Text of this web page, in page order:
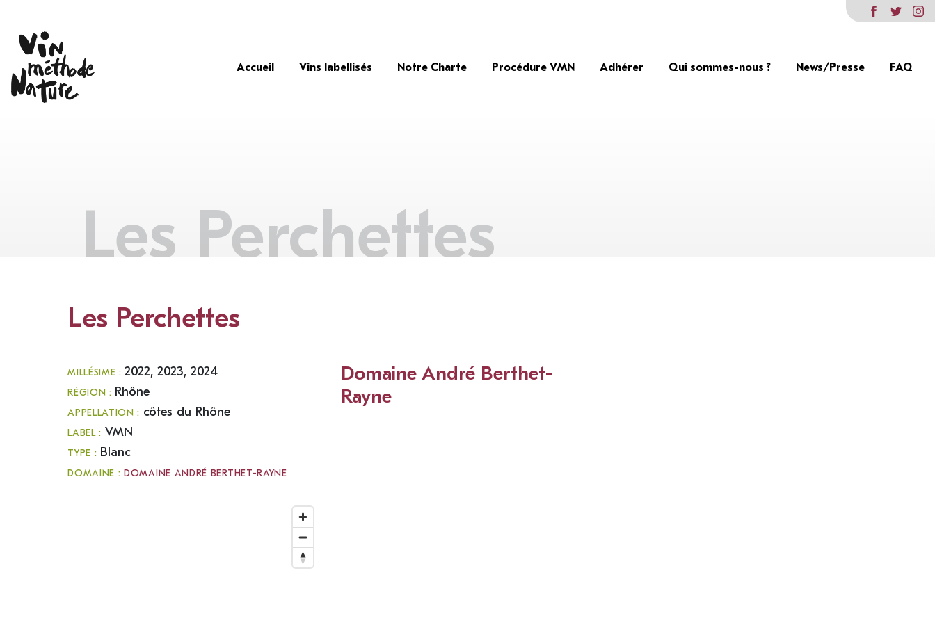
Accueil Vins labellisés Notre Charte Procédure VMN Adhérer Qui sommes-nous ? News/Presse FAQ
Les Perchettes
Les Perchettes
MILLÉSIME :2022, 2023, 2024
RÉGION : Rhône
APPELLATION : côtes du Rhône
LABEL : VMN
TYPE : Blanc
DOMAINE :DOMAINE ANDRÉ BERTHET-RAYNE
Domaine André Berthet-
Rayne